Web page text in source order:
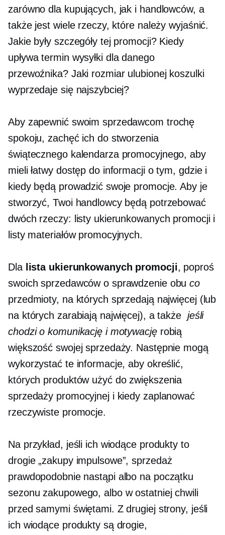
zarówno dla kupujących, jak i handlowców, a
także jest wiele rzeczy, które należy wyjaśnić.
Jakie były szczegóły tej promocji? Kiedy
upływa termin wysyłki dla danego
przewoźnika? Jaki rozmiar ulubionej koszulki
wyprzedaje się najszybciej?
Aby zapewnić swoim sprzedawcom trochę
spokoju, zachęć ich do stworzenia
świątecznego kalendarza promocyjnego, aby
mieli łatwy dostęp do informacji o tym, gdzie i
kiedy będą prowadzić swoje promocje. Aby je
stworzyć, Twoi handlowcy będą potrzebować
dwóch rzeczy: listy ukierunkowanych promocji i
listy materiałów promocyjnych.
Dla lista ukierunkowanych promocji, poproś
swoich sprzedawców o sprawdzenie obuco
przedmioty, na których sprzedają najwięcej (lub
na których zarabiają najwięcej), a także jeśli
chodzi o komunikację i motywacjęrobią
większość swojej sprzedaży. Następnie mogą
wykorzystać te informacje, aby określić,
których produktów użyć do zwiększenia
sprzedaży promocyjnej i kiedy zaplanować
rzeczywiste promocje.
Na przykład, jeśli ich wiodące produkty to
drogie „zakupy impulsowe”, sprzedaż
prawdopodobnie nastąpi albo na początku
sezonu zakupowego, albo w ostatniej chwili
przed samymi świętami. Z drugiej strony, jeśli
ich wiodące produkty są drogie,